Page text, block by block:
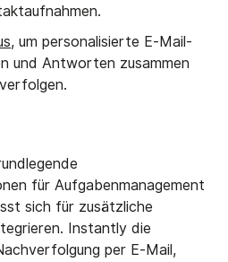
, um personalisierte E-Mail-
und Antworten zusammen
für Aufgabenmanagement
sich für zusätzliche
Instantly die
per E-Mail,